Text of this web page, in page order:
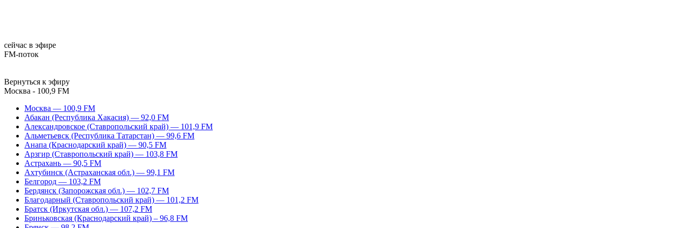
сейчас в эфире
FM-поток
Вернуться к эфиру
Москва - 100,9 FM
Москва — 100,9 FM
Абакан (Республика Хакасия) — 92,0 FM
Александровское (Ставропольский край) — 101,9 FM
Альметьевск (Республика Татарстан) — 99,6 FM
Анапа (Краснодарский край) — 90,5 FM
Арзгир (Ставропольский край) — 103,8 FM
Астрахань — 90,5 FM
Ахтубинск (Астраханская обл.) — 99,1 FM
Белгород — 103,2 FM
Бердянск (Запорожская обл.) — 102,7 FM
Благодарный (Ставропольский край) — 101,2 FM
Братск (Иркутская обл.) — 107,2 FM
Бриньковская (Краснодарский край) – 96,8 FM